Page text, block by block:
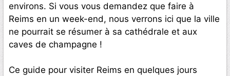
environs. Si vous vous demandez que faire à
Reims en un week-end, nous verrons ici que la ville
ne pourrait se résumer à sa cathédrale et aux
caves de champagne !
Ce guide pour visiter Reims en quelques jours